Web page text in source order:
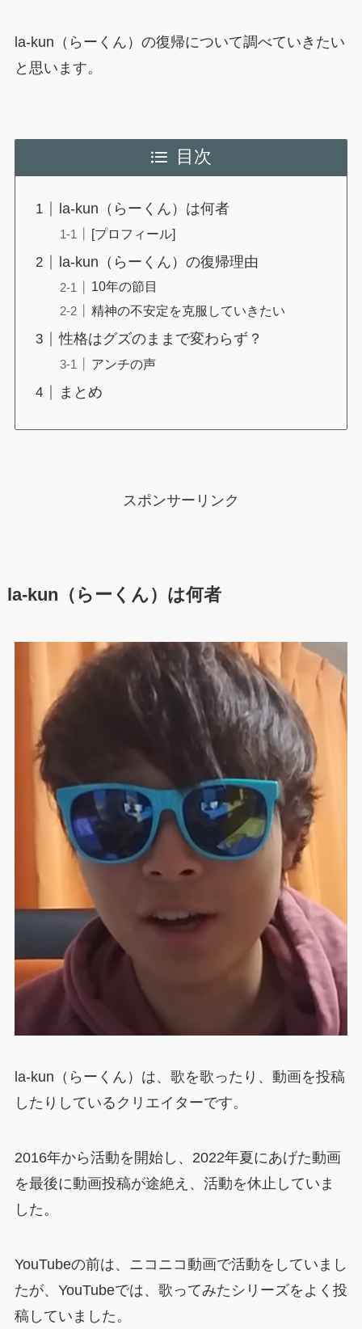
la-kun（らーくん）の復帰について調べていきたい
と思います。
目次
la-kun（らーくん）は何者
[プロフィール]
la-kun（らーくん）の復帰理由
10年の節目
精神の不安定を克服していきたい
性格はグズのままで変わらず？
アンチの声
まとめ
スポンサーリンク
la-kun（らーくん）は何者
la-kun（らーくん）は、歌を歌ったり、動画を投稿
したりしているクリエイターです。
2016年から活動を開始し、2022年夏にあげた動画
を最後に動画投稿が途絶え、活動を休止していま
した。
YouTubeの前は、ニコニコ動画で活動をしていまし
たが、YouTubeでは、歌ってみたシリーズをよく投
稿していました。